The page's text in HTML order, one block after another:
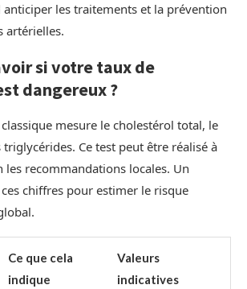
anticiper les traitements et la prévention
artérielles.
si votre taux de
dangereux ?
mesure le cholestérol total, le
triglycérides. Ce test peut être réalisé à
les recommandations locales. Un
chiffres pour estimer le risque
Ce que cela
indique
Valeurs
indicatives